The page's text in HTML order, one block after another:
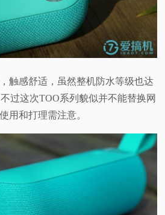
触感舒适，虽然整机防水等级也达
过这次TOO系列貌似并不能替换网
用和打理需注意。